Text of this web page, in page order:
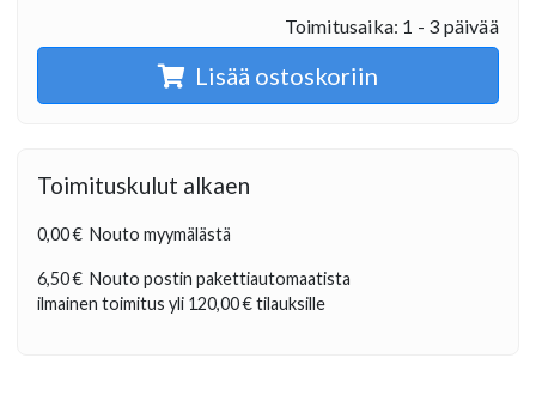
Toimitusaika: 1 - 3 päivää
Lisää ostoskoriin
Toimituskulut alkaen
0,00 € Nouto myymälästä
6,50 € Nouto postin pakettiautomaatista
ilmainen toimitus yli 120,00 €tilauksille